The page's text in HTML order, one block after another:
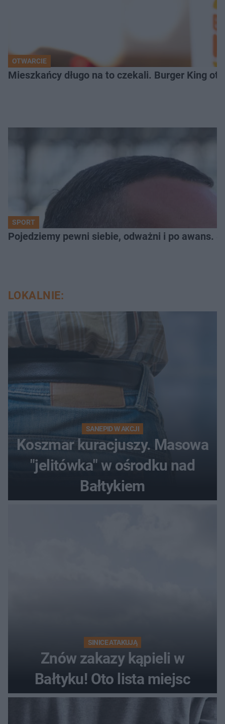
OTWARCIE
Mieszkańcy długo na to czekali. Burger King
SPORT
Pojedziemy pewni siebie, odważni i po awans.
LOKALNIE:
SANEPID W AKCJI
Koszmar kuracjuszy. Masowa
"jelitówka" w ośrodku nad
Bałtykiem
SINICE ATAKUJĄ
Znów zakazy kąpieli w
Bałtyku! Oto lista miejsc